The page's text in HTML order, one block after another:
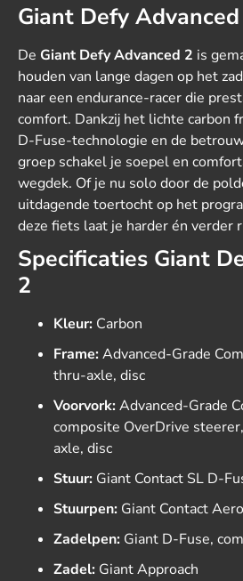
Giant Defy
De Giant Defy Advanced 2 is
houden van lange dagen op het
naar een endurance-racer die
comfort. Dankzij het lichte carbon
D-Fuse-technologie en de
groep schakel je soepel en
wegdek. Of je nu solo door de
uitdagende toertocht op het
deze fiets laat je harder én verder
Specificaties Giant
2
Kleur: Carbon
Frame: Advanced-Grade
thru-axle, disc
Voorvork: Advanced-Grade
composite OverDrive
axle, disc
Stuur: Giant Contact SL D-
Stuurpen: Giant Contact
Zadelpen: Giant D-Fuse,
Zadel: Giant Approach